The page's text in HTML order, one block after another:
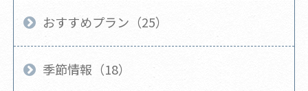
おすすめプラン（25）
季節情報（18）